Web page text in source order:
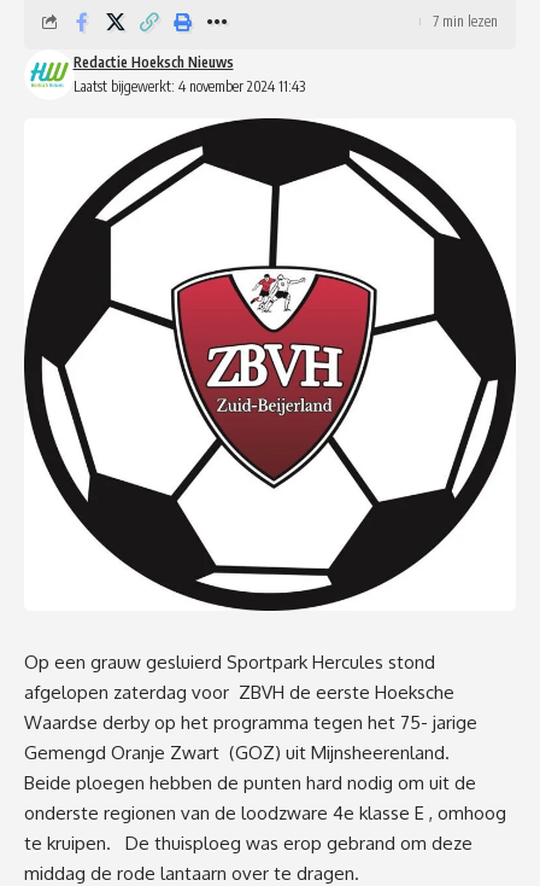
Laatst bijgewerkt: 4 november 2024 11:43
Redactie Hoeksch Nieuws
7 min lezen
Op een grauw gesluierd Sportpark Hercules stond
afgelopen zaterdag voor ZBVH de eerste Hoeksche
Waardse derby op het programma tegen het 75- jarige
Gemengd Oranje Zwart (GOZ) uit Mijnsheerenland.
Beide ploegen hebben de punten hard nodig om uit de
onderste regionen van de loodzware 4e klasse E , omhoog
te kruipen. De thuisploeg was erop gebrand om deze
middag de rode lantaarn over te dragen.